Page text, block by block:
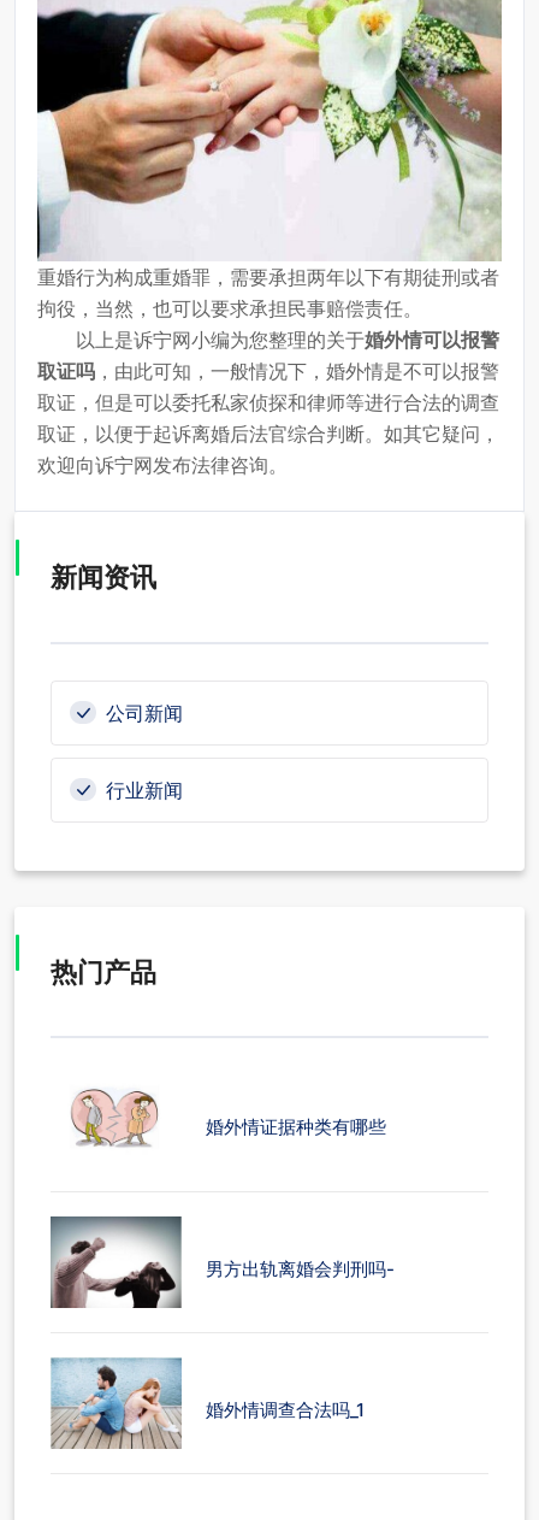
重婚行为构成重婚罪，需要承担两年以下有期徒刑或者
拘役，当然，也可以要求承担民事赔偿责任。
以上是诉宁网小编为您整理的关于婚外情可以报警
取证吗 ，由此可知，一般情况下，婚外情是不可以报警
取证，但是可以委托私家侦探和律师等进行合法的调查
取证，以便于起诉离婚后法官综合判断。如其它疑问，
欢迎向诉宁网发布法律咨询。
新闻资讯
公司新闻
行业新闻
热门产品
婚外情证据种类有哪些
男方出轨离婚会判刑吗-
婚外情调查合法吗_1